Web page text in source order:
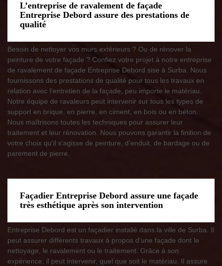
L’entreprise de ravalement de façade
Entreprise Debord assure des prestations de
qualité
Besoin de nettoyer vos murs extérieurs ? Ou de rénover la
peinture de votre façade ? Confiez votre projet à notre entreprise
de ravalement de façade Entreprise Debord sise à Surba. Nous
fournissons des prestations de qualité pour tous les travaux en
relation avec l’entretien de la façade, peu importe le matériau.
Notre équipe de ravaleurs peut intervenir sur tous les types de
support en brique, en pierre, en ciment, en bois ou en béton.
Nous maîtrisons toutes les techniques pour assurer leur
traitement et leur rénovation. Nous pouvons garantir la finition de
votre choix qu'il s’agisse de peinture, d’enduit, de bardage ou de
parement de pierre.
Façadier Entreprise Debord assure une façade
très esthétique après son intervention
Entreprise Debord est un façadier installé dans la ville de Surba. Il
peut assurer différents travaux à propos d’une façade dont le
nettoyage, le ravalement ou le traitement. Grâce à son
expérience, il peut intervenir, quel que soit le matériau. Il assure